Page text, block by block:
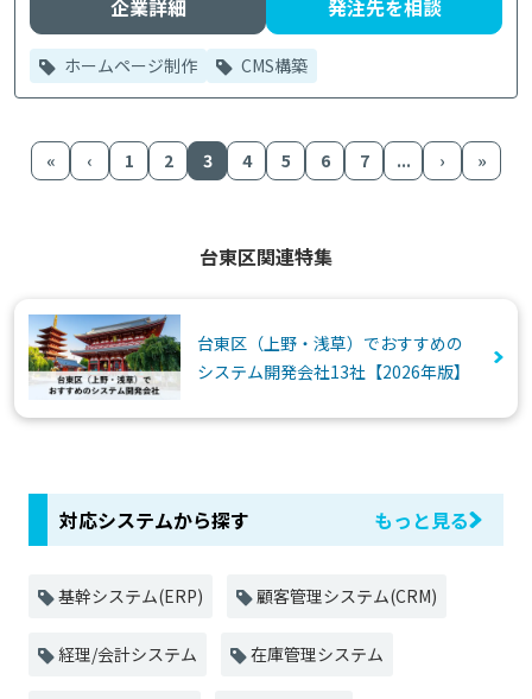
企業詳細 発注先を相談
ホームページ制作 CMS構築
« ‹ 1 2 3 4 5 6 7 ... › »
台東区関連特集
台東区（上野・浅草）でおすすめの
システム開発会社13社【2026年版】
対応システムから探す もっと見る
基幹システム(ERP) 顧客管理システム(CRM)
経理/会計システム 在庫管理システム